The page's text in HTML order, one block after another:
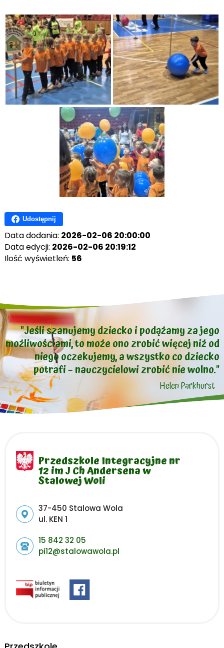
Udostępnij
Data dodania: 2026-02-06 20:00:00
Data edycji: 2026-02-06 20:19:12
Ilość wyświetleń: 56
"Jeśli szanujemy dziecko i podążamy za jego
możliwościami, to może ono zrobić więcej niż od
niego oczekujemy, a wszystko co dziecko
potrafi – nauczycielowi zrobić nie wolno."
Helen Parkhurst
Przedszkole Integracyjne nr
12 im J Ch Andersena w
Stalowej Woli
Adres pocztowy:
37-450 Stalowa Wola
ul. KEN 1
15 842 32 05
pi12@stalowawola.pl